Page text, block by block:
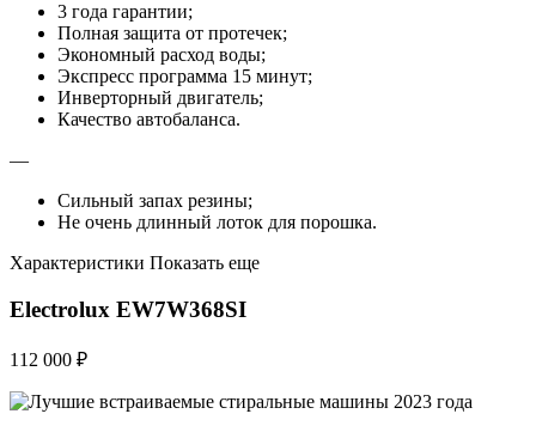
3 года гарантии;
Полная защита от протечек;
Экономный расход воды;
Экспресс программа 15 минут;
Инверторный двигатель;
Качество автобаланса.
—
Сильный запах резины;
Не очень длинный лоток для порошка.
Характеристики Показать еще
Electrolux EW7W368SI
112 000 ₽